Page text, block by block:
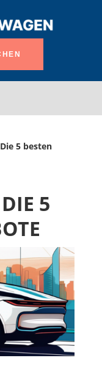
5 besten
5